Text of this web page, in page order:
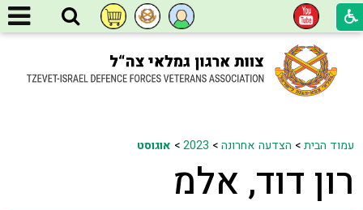
עמוד הבית> הצדעה אחרונה>
2023
> אוגוסט
רון דוד, אלמ